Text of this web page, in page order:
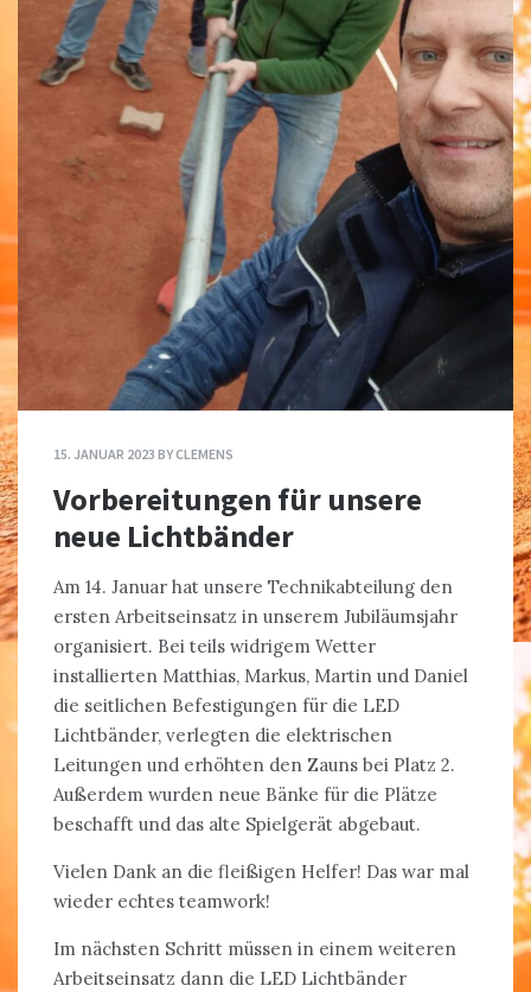
15. JANUAR 2023 BYCLEMENS
Vorbereitungen für unsere
neue Lichtbänder
Am 14. Januar hat unsere Technikabteilung den
ersten Arbeitseinsatz in unserem Jubiläumsjahr
organisiert. Bei teils widrigem Wetter
installierten Matthias, Markus, Martin und Daniel
die seitlichen Befestigungen für die LED
Lichtbänder, verlegten die elektrischen
Leitungen und erhöhten den Zauns bei Platz 2.
Außerdem wurden neue Bänke für die Plätze
beschafft und das alte Spielgerät abgebaut.
Vielen Dank an die fleißigen Helfer! Das war mal
wieder echtes teamwork!
Im nächsten Schritt müssen in einem weiteren
Arbeitseinsatz dann die LED Lichtbänder